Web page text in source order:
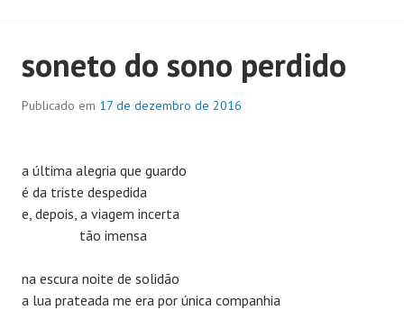
soneto do sono perdido
Publicado em 17 de dezembro de 2016
a última alegria que guardo
é da triste despedida
e, depois, a viagem incerta
tão imensa
na escura noite de solidão
a lua prateada me era por única companhia